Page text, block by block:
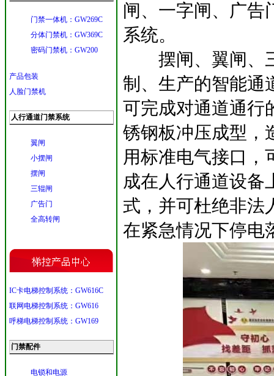
门禁一体机：GW269C
分体门禁机：GW369C
密码门禁机：GW200
产品包装
人脸门禁机
人行通道门禁系统
翼闸
小摆闸
摆闸
三辊闸
广告门
全高转闸
IC卡电梯控制系统：GW616C
联网电梯控制系统：GW616
呼梯电梯控制系统：GW169
门禁配件
电锁和电源
闸、一字闸、广告
系统。
摆闸、翼闸、三
制、生产的智能通
可完成对通道通行
锈钢板冲压成型，
用标准电气接口，
成在人行通道设备
式，并可杜绝非法
在紧急情况下停电